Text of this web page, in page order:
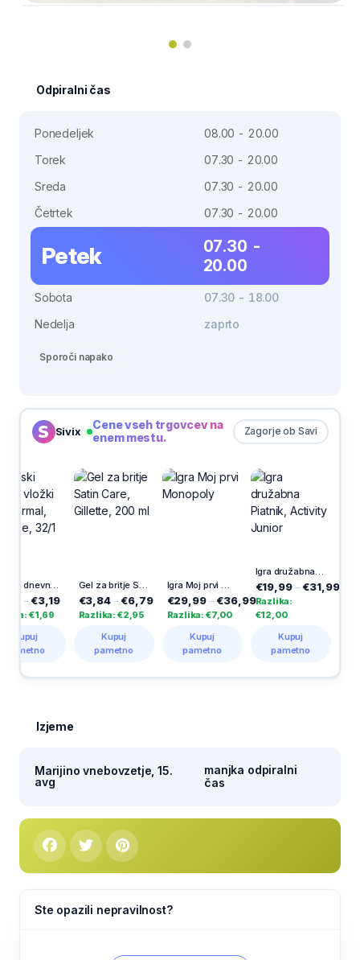
Odpiralni čas
Ponedeljek
08.00 - 20.00
Torek
07.30 - 20.00
Sreda
07.30 - 20.00
Četrtek
07.30 - 20.00
Petek
07.30 -
20.00
Sobota
07.30 - 18.00
Nedelja
zaprto
Sporoči napako
Sivix Zagorje ob Savi
Cene vseh trgovcev na
enem mestu.
Gel za britje Satin Care, Gillette, 200 ml
€3,84 –€6,79
Razlika: €2,95
pametno
Igra Moj prvi Monopoly
€29,99– €36,99
Razlika: €7,00
pametno
Igra družabna Piatnik, Activity Junior
€19,99 –€31,99
Razlika:
€12,00
pametno
Izjeme
Marijino vnebovzetje, 15.
avg
manjka odpiralni
čas
Ste opazili nepravilnost?